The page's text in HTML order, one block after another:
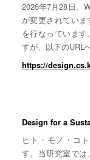
2026年7月28日、
が変更されてい
を行なっていま
すが、以下のURL
https://
Design for a
ヒト・モノ・コ
す。当研究室で